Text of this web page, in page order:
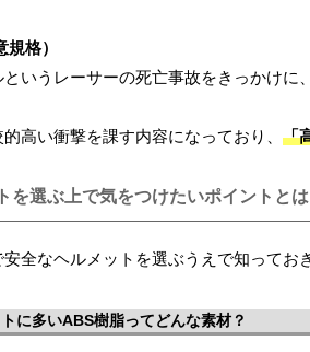
格）
というレーサーの死亡事故をきっかけ
高い衝撃を課す内容になっており、 「
を選ぶ上で気をつけたいポイントとは
全なヘルメットを選ぶうえで知ってお
に多いABS樹脂ってどんな素材？